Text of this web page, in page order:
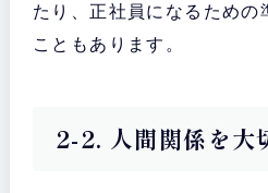
たり、正社員になるための
こともあります。
2-2. 人間関係を大